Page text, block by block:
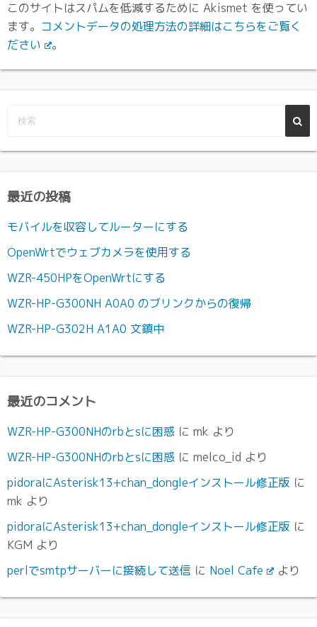
このサイトはスパムを低減するために Akismet を使ってい
ます。 コメントデータの処理方法の詳細はこちらをご覧く
ださい
。
最近の投稿
モバイルを収容してルーターにする
OpenWrtでウェブカメラを使用する
WZR-450HPをOpenWrtにする
WZR-HP-G300NH A0A0 のブリンクからの復帰
WZR-HP-G302H A1A0 文鎮中
最近のコメント
WZR-HP-G300NHのrbとsに困惑 に mk より
WZR-HP-G300NHのrbとsに困惑 に melco_id より
pidoraにAsterisk13+chan_dongleインストール修正版 に
mk より
pidoraにAsterisk13+chan_dongleインストール修正版 に
KGM より
perlでsmtpサーバーに接続して送信 に Noel Cafe より